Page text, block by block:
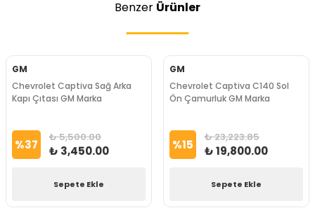
Benzer Ürünler
GM
Chevrolet Captiva Sağ Arka
Kapı Çıtası GM Marka
%37 ₺ 5,500.00
₺ 3,450.00
Sepete Ekle
GM
Chevrolet Captiva C140 Sol
Ön Çamurluk GM Marka
%15 ₺ 23,223.85
₺ 19,800.00
Sepete Ekle